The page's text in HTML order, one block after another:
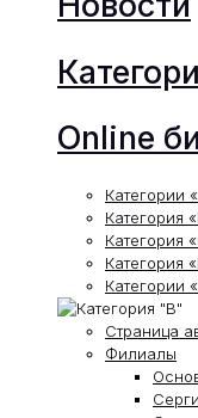
Online
Категории
Категория
Категория
Категория
Категории
Страница
Филиалы